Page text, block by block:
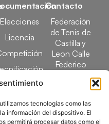
tecnologías como las
información del dispositivo. El
permitirá procesar datos como el
Elecciones
Licencia
Docencia
Contacto
Federación
de Tenis de
Castilla y
Leon Calle
Federico
García Lorca,